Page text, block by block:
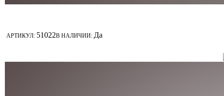
АРТИКУЛ: 51022В НАЛИЧИИ: Да